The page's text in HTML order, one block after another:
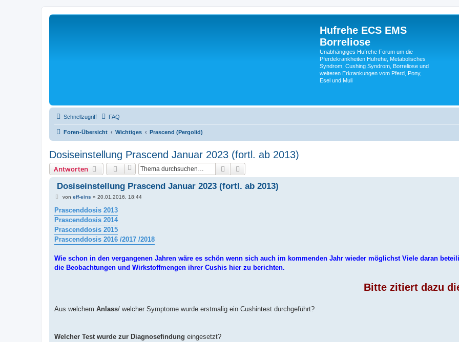
Hufrehe ECS EMS
Borreliose
Unabhängiges Hufrehe Forum um die
Pferdekrankheiten Hufrehe, Metabolisches
Syndrom, Cushing Syndrom, Borreliose und
weiteren Erkrankungen vom Pferd, Pony,
Esel und Muli
Schnellzugriff FAQ
Foren-Übersicht Wichtiges Prascend (Pergolid)
Dosiseinstellung Prascend Januar 2023 (fortl. ab 2013)
Antworten Suche
Dosiseinstellung Prascend Januar 2023 (fortl. ab 2013)
B
i
t
r
a
g
von eff-eins » 20.01.2016, 18:44
Prascenddosis 2013
Prascenddosis 2014
Prascenddosis 2015
Prascenddosis 2016 /2017 /2018
Wie schon in den vergangenen Jahren wäre es schön wenn sich auch im kommenden Jahr wieder möglichst Viele daran
die Beobachtungen und Wirkstoffmengen ihrer Cushis hier zu berichten.
Bitte zitiert dazu
Aus welchem Anlass/ welcher Symptome wurde erstmalig ein Cushintest durchgeführt?
Welcher Test wurde zur Diagnosefindung eingesetzt?